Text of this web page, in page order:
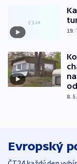
19.
8.
Evropský